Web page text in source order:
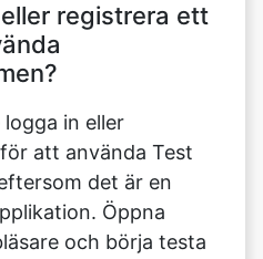
registrera ett
in eller
att använda Test
det är en
Öppna
och börja testa